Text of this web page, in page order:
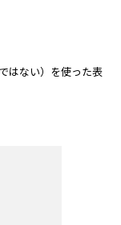
はない）を使った表